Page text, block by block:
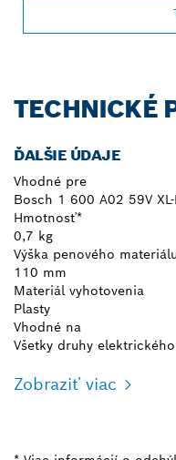
TECHNICKÉ
ĎALŠIE ÚDAJE
Vhodné pre
Bosch 1 600 A02 59V
Hmotnosť*
0,7 kg
Výška penového materiálu
110 mm
Materiál vyhotovenia
Plasty
Vhodné na
Všetky druhy
Zobraziť viac